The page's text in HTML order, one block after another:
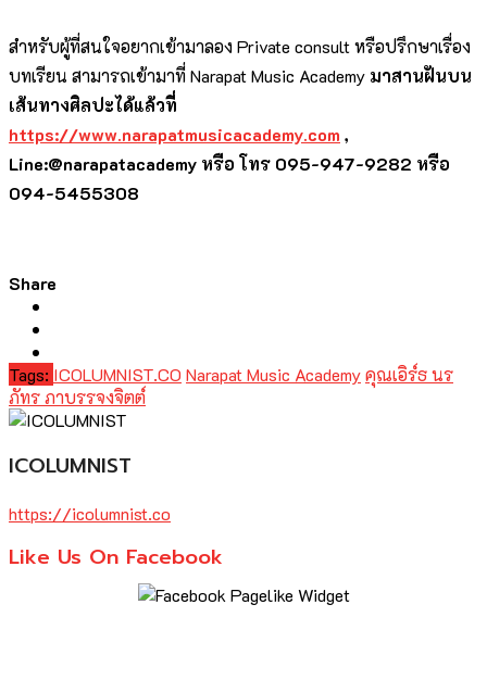
สำหรับผู้ที่สนใจอยากเข้ามาลอง Private consult หรือปรึกษาเรื่อง
บทเรียน สามารถเข้ามาที่ Narapat Music Academy มาสานฝันบน
เส้นทางศิลปะได้แล้วที่
https://www.narapatmusicacademy.com ,
Line:@narapatacademy หรือ โทร 095-947-9282 หรือ
094-5455308
Share
Tags: ICOLUMNIST.CO Narapat Music Academyคุณเอิร์ธ นร
ภัทร ภาบรรจงจิตต์
ICOLUMNIST
https://icolumnist.co
Like Us On Facebook